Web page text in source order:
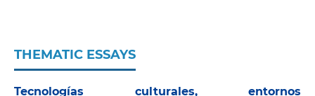
THEMATIC ESSAYS
Tecnologías culturales, entornos